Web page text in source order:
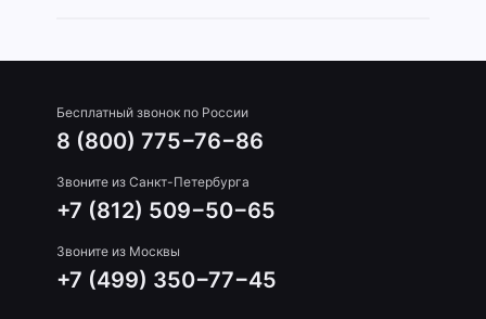
Бесплатный звонок по России
8 (800) 775−76−86
Звоните из Санкт-Петербурга
+7 (812) 509−50−65
Звоните из Москвы
+7 (499) 350−77−45